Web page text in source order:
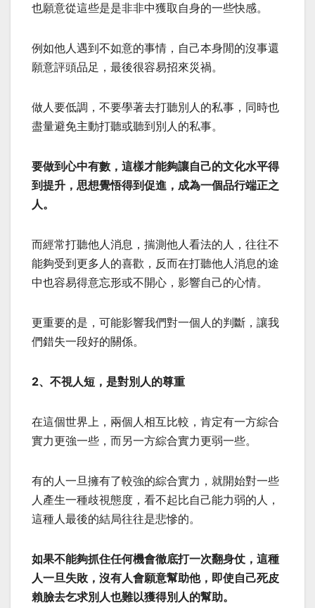
也願意從這些是是非非中獲取自身的一些快感。
例如他人遇到不如意的事情，自己本身閒的沒事還
願意評頭品足，最後很容易招來災禍。
做人要低調，不要學著去打聽別人的私事，同時也
盡量避免主動打聽或聽到別人的私事。
要做到心中有數，這樣才能夠讓自己的文化水平得
到提升，思想覺悟得到促進，成為一個品行端正之
人。
而經常打聽他人消息，揣測他人看法的人，往往不
能夠受到更多人的喜歡，反而在打聽他人消息的途
中也容易得意忘形或不開心，影響自己的心情。
更重要的是，可能影響我們對一個人的判斷，讓我
們錯失一段好的關係。
2、不視人短，是對別人的尊重
在這個世界上，兩個人相互比較，肯定有一方綜合
實力更強一些，而另一方綜合實力更弱一些。
有的人一旦擁有了較強的綜合實力，就開始對一些
人產生一種歧視態度，看不起比自己能力弱的人，
這種人最後的結局往往是悲慘的。
如果不能夠抓住任何機會徹底打一次翻身仗，這種
人一旦失敗，沒有人會願意幫助他，即使自己死皮
賴臉去乞求別人也難以獲得別人的幫助。